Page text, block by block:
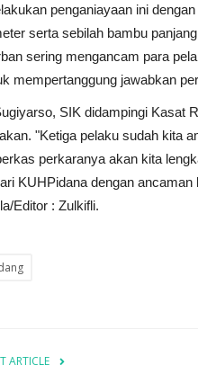
penganiayaan ini
serta sebilah bambu
sering mengancam para
mempertanggung jawabkan
SIK didampingi Kasat
"Ketiga pelaku sudah kita
perkaranya akan kita
KUHPidana dengan ancaman
Editor : Zulkifli.
ARTICLE